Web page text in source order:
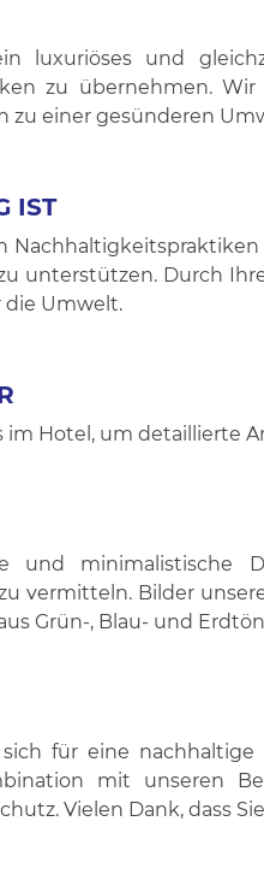
luxuriöses und
zu übernehmen.
zu einer gesünderen
IST
unterstützen. Durch
die Umwelt.
im Hotel, um detaillierte
und minimalistische
vermitteln. Bilder
Grün-, Blau- und
für eine
mit unseren
Vielen Dank, dass